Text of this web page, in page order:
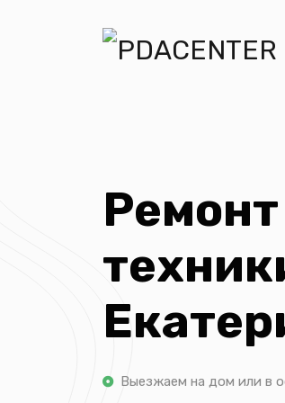
Выезжаем на дом или в